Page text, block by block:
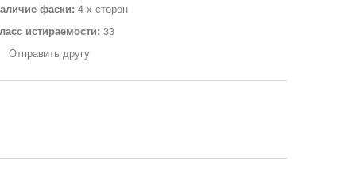
фаски: 4-х сторон
истираемости: 33
Отправить другу